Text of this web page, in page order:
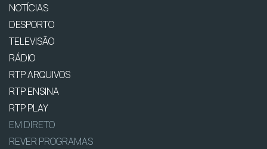
NOTÍCIAS
DESPORTO
TELEVISÃO
RÁDIO
RTP ARQUIVOS
RTP ENSINA
RTP PLAY
EM DIRETO
REVER PROGRAMAS